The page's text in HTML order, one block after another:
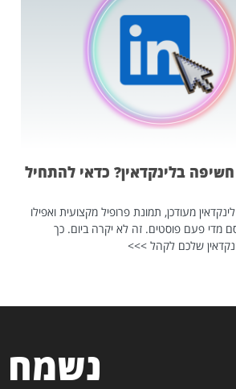
חשיפה בלינקדאין? כדאי להתחיל
מעודכן, תמונת פרופיל מקצועית ואפילו
מדי פעם פוסטים. זה לא יקרה ביום. כך
שלכם לקהל >>>
נשמח